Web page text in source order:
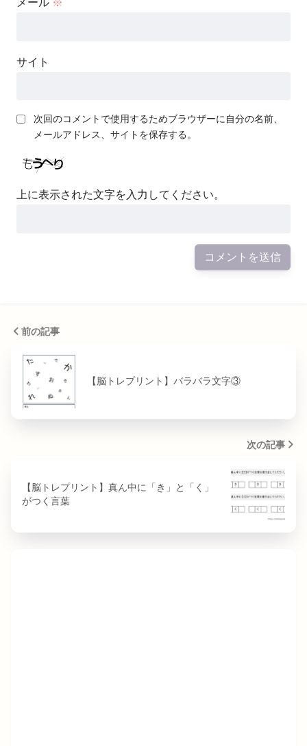
メール ※
サイト
次回のコメントで使用するためブラウザーに自分の名前、
メールアドレス、サイトを保存する。
上に表示された文字を入力してください。
前の記事
【脳トレプリント】バラバラ文字③
次の記事
【脳トレプリント】真ん中に「き」と「く」
がつく言葉